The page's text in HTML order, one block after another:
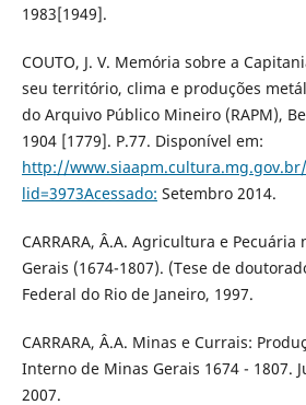
1983[1949].
COUTO, J. V. Memória sobre a
seu território, clima e produções
do Arquivo Público Mineiro (RAPM),
1904 [1779]. P.77. Disponível em:
http://
lid=3973Acessado: Setembro 2014.
CARRARA, Â.A. Agricultura e
Gerais (1674-1807). (Tese de
Federal do Rio de Janeiro, 1997.
CARRARA, Â.A. Minas e Currais:
Interno de Minas Gerais 1674 - 1807.
2007.